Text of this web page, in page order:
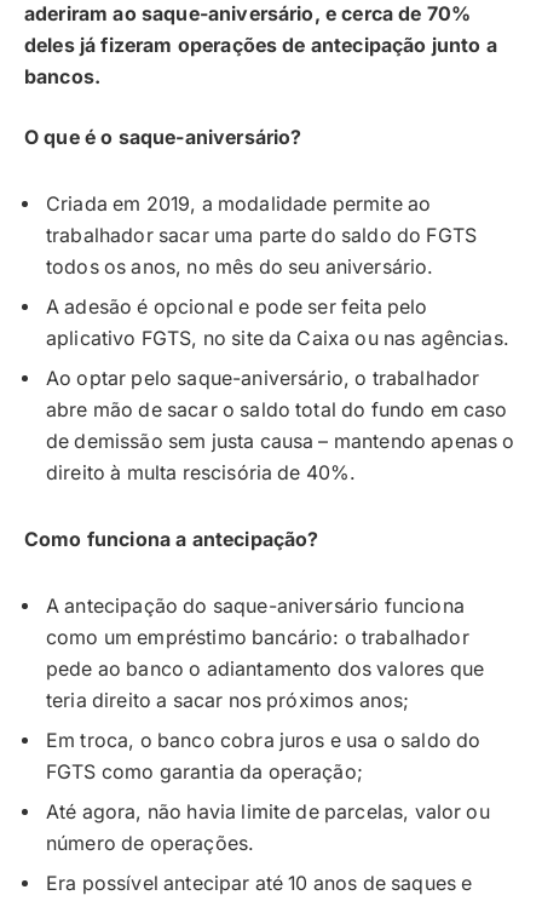
aderiram ao saque-aniversário, e cerca de 70%
deles já fizeram operações de antecipação junto a
bancos.
O que é o saque-aniversário?
Criada em 2019, a modalidade permite ao
trabalhador sacar uma parte do saldo do FGTS
todos os anos, no mês do seu aniversário.
A adesão é opcional e pode ser feita pelo
aplicativo FGTS, no site da Caixa ou nas agências.
Ao optar pelo saque-aniversário, o trabalhador
abre mão de sacar o saldo total do fundo em caso
de demissão sem justa causa – mantendo apenas o
direito à multa rescisória de 40%.
Como funciona a antecipação?
A antecipação do saque-aniversário funciona
como um empréstimo bancário: o trabalhador
pede ao banco o adiantamento dos valores que
teria direito a sacar nos próximos anos;
Em troca, o banco cobra juros e usa o saldo do
FGTS como garantia da operação;
Até agora, não havia limite de parcelas, valor ou
número de operações.
Era possível antecipar até 10 anos de saques e